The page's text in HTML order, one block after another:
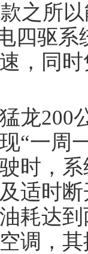
所以
四驱
，同
200
“一周
时，
适时
耗达
调，